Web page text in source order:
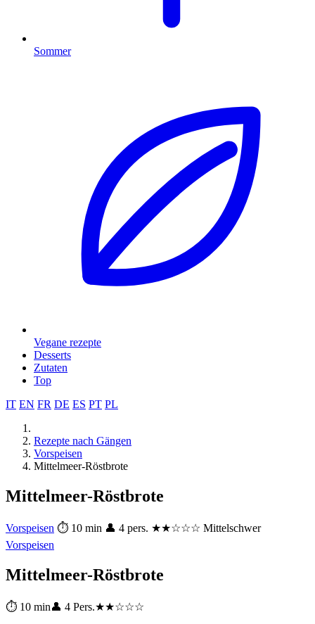
Sommer
Vegane rezepte
Desserts
Zutaten
Top
IT EN FR DE ES PT PL
Rezepte nach Gängen
Vorspeisen
Mittelmeer-Röstbrote
Mittelmeer-Röstbrote
Vorspeisen ⏱ 10 min 👤 4 pers. ★★☆☆☆ Mittelschwer
Vorspeisen
Mittelmeer-Röstbrote
⏱ 10 min👤 4 Pers.★★☆☆☆